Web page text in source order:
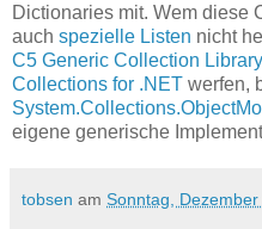
Dictionaries mit. Wem diese
auch spezielle Listen nicht
C5 Generic Collection Library
Collections for .NET werfen,
eigene generische
tobsen am Sonntag,